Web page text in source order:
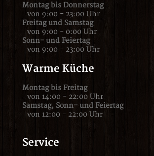
Montag bis Donnerstag
von 9:00 - 23:00 Uhr
Freitag und Samstag
von 9:00 - 0:00 Uhr
Sonn- und Feiertag
von 9:00 - 23:00 Uhr
Warme Küche
Montag bis Freitag
von 14:00 - 22:00 Uhr
Samstag, Sonn- und Feiertag
von 12:00 - 22:00 Uhr
Service